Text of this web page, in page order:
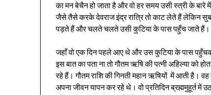
का मन बेचैन हो जाता है और वो हर समय उसी स्त्री के
जैसे तैसे करके देवराज इंद्र रात्रि तो काट लेते हैं लेकिन
पड़ते हैं और चलते चलते उसी कुटिया के पास पहुँच जाते हैं।
जहाँ वो एक दिन पहले आए थे और उस कुटिया के पास
इस बात का पता ना तो गौतम ऋषि की पत्नी अहिल्या को
रहे हैं। गौतम राशि की गिनती महान ऋषियों में आती है।
अपना जीवन यापन कर रहे थे। वो प्रतिदिन ब्रह्ममुहूर्त में